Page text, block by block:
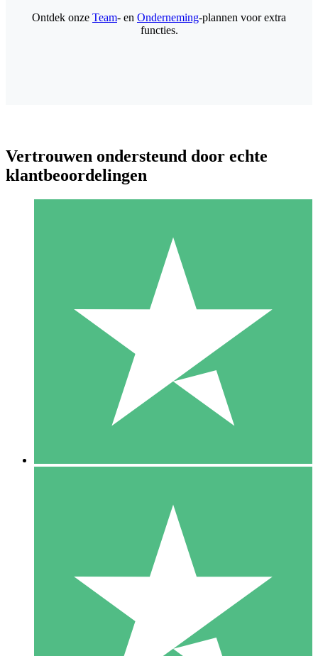
Individuele Creditpakketten
Betaal per gebruik met downloadtegoeden. Geen maandelijkse
1000
10 Downloaden
20 00
Ontdek onze Team- en Onderneming-plannen voor extra
functies.
Vertrouwen ondersteund door echte
klantbeoordelingen